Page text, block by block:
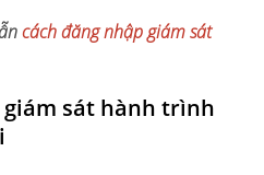
cách đăng nhập giám sát
sát hành trình